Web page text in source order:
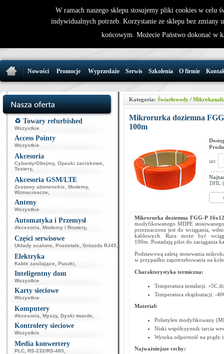
32 721 86
Nowości Promocje Wyprzedaże Serwis Szkolenia O firmie
♻️ Towary refurbished
Wszystkie
Access Pointy
Wszystkie
Akcesoria
Cybanty/Obejmy, Opaski zaciskowe
Testery,
Akcesoria GSM/LTE
Zestawy abonenckie Modemy,
Wzmacniacze
Anteny
Wszystkie
Automatyka i Przemysł
Akcesoria Modemy / Routery,
Części serwisowe
Układy scalone Pozostałe Gniazda RJ45
Elektryka
Kable zasilające Puszki
Inteligentny dom
Wszystkie
Karty sieciowe
Wszystkie
Komputery
Akcesoria Myszy, Dyski twarde
Kontrolery sieciowe
Wszystkie
Media konwertery
PLC RS-232/RS-485
Kategoria: Światłowody/
Mikrorurka doziemna
100m
szt:
DHL
Mikrorurka doziemna FGG-P
modyfikowanego MDPE
przeznaczona jest do wciągania,
kablowych. Rura może być
100m. Posiadają pilot do zaciągania
Podstawową zaletą stosowania
w przypadku zapotrzebowania na
Charakterystyka termiczna:
Temperatura instalacji: +5C
Temperatura eksploatacji: -
Materiał:
Polietylen modyfikowany
Niski współczynnik tarcia
Wysoka odporność na prądy
Najważniejsze cechy:
W ramach naszego sklepu stosujemy pliki cookies w celu
indywidualnych potrzeb. Korzystanie ze sklepu bez zmiany
końcowym. Możecie Państwo dokonać w